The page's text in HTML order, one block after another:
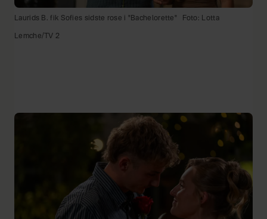
Laurids B. fik Sofies sidste rose i "Bachelorette" Foto: Lotta
Lemche/TV 2